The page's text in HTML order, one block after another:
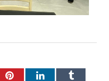
PinterestLinkedInTumblr